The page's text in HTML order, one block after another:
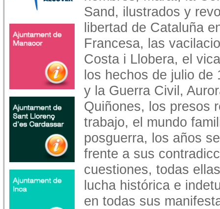
Sand, ilustrados y
libertad de Cataluña
Francesa, las
Costa i Llobera, el
los hechos de julio de
y la Guerra Civil,
Quiñones, los presos
trabajo, el mundo
posguerra, los años
frente a sus
cuestiones, todas
lucha histórica e
en todas sus